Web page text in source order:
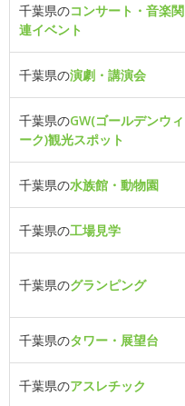
千葉県のコンサート・音楽関
連イベント
千葉県の演劇・講演会
千葉県のGW(ゴールデンウィ
ーク)観光スポット
千葉県の水族館・動物園
千葉県の工場見学
千葉県のグランピング
千葉県のタワー・展望台
千葉県のアスレチック